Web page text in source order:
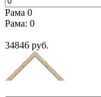
Рама 0
Рама: 0
34846 руб.